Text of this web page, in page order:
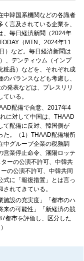
中韓国系機関などの各識者
言及されている企業を、
、毎日経済新聞（2024年
（MTN、2024年11
）など。毎日経済新聞は
、デンティウム（インプ
粧品）などを、それぞれ成
バランスなども考慮し、
発表などは、プレスリリ
いる。
配備で合意、2017年4
に対して中国は、THAAD
て配備に反対、韓国側が
た。（1）THAAD配備場所
中グループ企業の税務調
営業停止命令、瀋陽ロッテ
ーの公演不許可、中韓共
の公演不許可、中韓共同
式に「報復措置」とは言っ
れてきている。
施設の充実度」「都市のハ
来の可能性」「新経済の競
都市を評価し、区分した
）